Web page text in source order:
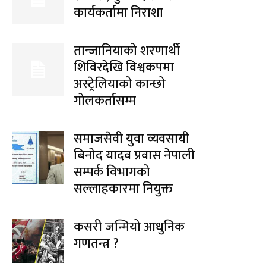
कार्यकर्तामा निराशा
तान्जानियाको शरणार्थी
शिविरदेखि विश्वकपमा
अस्ट्रेलियाको कान्छो
गोलकर्तासम्म
समाजसेवी युवा व्यवसायी
बिनोद यादव प्रवास नेपाली
सम्पर्क विभागको
सल्लाहकारमा नियुक्त
कसरी जन्मियो आधुनिक
गणतन्त्र ?